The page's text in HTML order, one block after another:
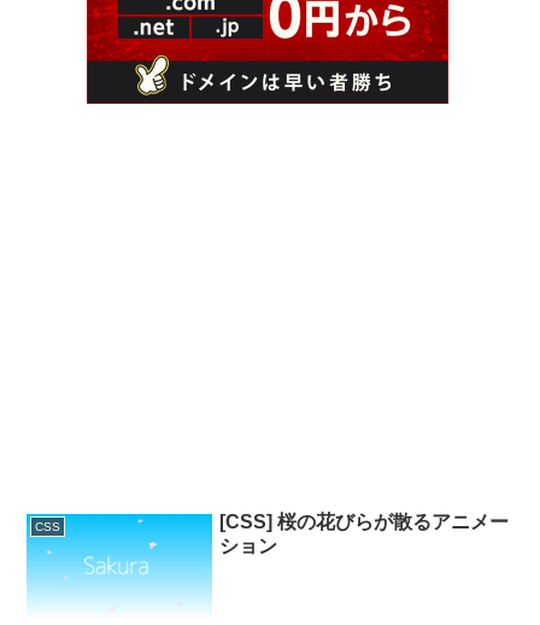
CSS
[CSS] 桜の花びらが散るアニメー
ション